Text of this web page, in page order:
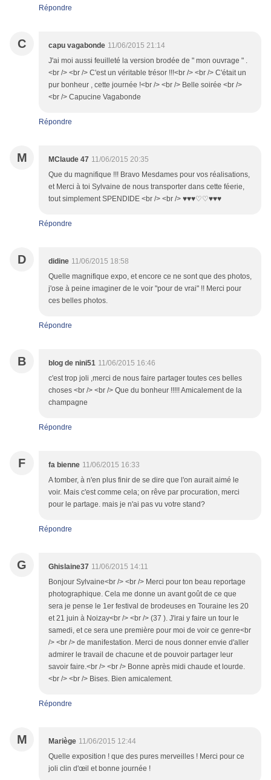
Répondre
C capu vagabonde 11/06/2015 21:14
J'ai moi aussi feuilleté la version brodée de " mon ouvrage " .
<br /> <br /> C'est un véritable trésor !!!<br /> <br /> C'était un
pur bonheur , cette journée !<br /> <br /> Belle soirée <br />
<br /> Capucine Vagabonde
Répondre
M MClaude 47 11/06/2015 20:35
Que du magnifique !!! Bravo Mesdames pour vos réalisations,
et Merci à toi Sylvaine de nous transporter dans cette féerie,
tout simplement SPENDIDE <br /> <br /> ♥♥♥♡♡♥♥♥
Répondre
D didine 11/06/2015 18:58
Quelle magnifique expo, et encore ce ne sont que des photos,
j'ose à peine imaginer de le voir "pour de vrai" !! Merci pour
ces belles photos.
Répondre
B blog de nini51 11/06/2015 16:46
c'est trop joli ,merci de nous faire partager toutes ces belles
choses <br /> <br /> Que du bonheur !!!!! Amicalement de la
champagne
Répondre
F fa bienne 11/06/2015 16:33
A tomber, à n'en plus finir de se dire que l'on aurait aimé le
voir. Mais c'est comme cela; on rêve par procuration, merci
pour le partage. mais je n'ai pas vu votre stand?
Répondre
G Ghislaine37 11/06/2015 14:11
Bonjour Sylvaine<br /> <br /> Merci pour ton beau reportage
photographique. Cela me donne un avant goût de ce que
sera je pense le 1er festival de brodeuses en Touraine les 20
et 21 juin à Noizay<br /> <br /> (37 ). J'irai y faire un tour le
samedi, et ce sera une première pour moi de voir ce genre<br
/> <br /> de manifestation. Merci de nous donner envie d'aller
admirer le travail de chacune et de pouvoir partager leur
savoir faire.<br /> <br /> Bonne après midi chaude et lourde.
<br /> <br /> Bises. Bien amicalement.
Répondre
M Mariège 11/06/2015 12:44
Quelle exposition ! que des pures merveilles ! Merci pour ce
joli clin d'œil et bonne journée !